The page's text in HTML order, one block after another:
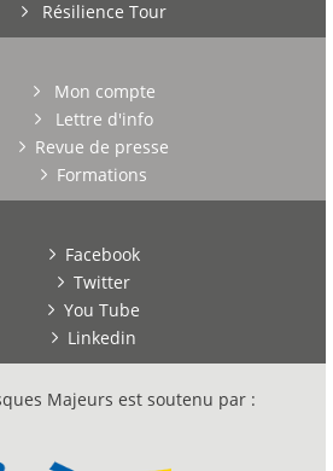
Résilience Tour
Mon compte
Lettre d'info
Revue de presse
Formations
Facebook
Twitter
You Tube
Linkedin
Majeurs est soutenu par :